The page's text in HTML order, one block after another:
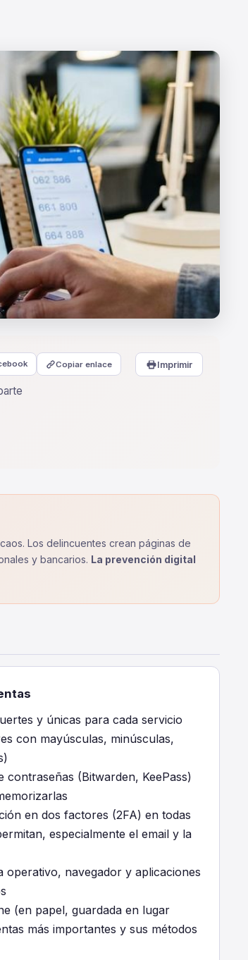
Imprimir
Copiar enlace
Los delincuentes crean páginas de
y bancarios. La prevención digital
y únicas para cada servicio
con mayúsculas, minúsculas,
contraseñas (Bitwarden, KeePass)
en dos factores (2FA) en todas
especialmente el email y la
operativo, navegador y aplicaciones
(en papel, guardada en lugar
más importantes y sus métodos